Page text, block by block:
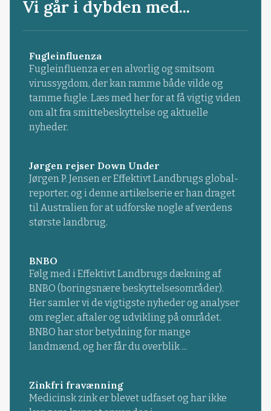
Vi går i dybden med...
Fugleinfluenza
Fugleinfluenza er en alvorlig og smitsom
virussygdom, der kan ramme både vilde og
tamme fugle. Læs med her for at få vigtig viden
om alt fra smittebeskyttelse og aktuelle
nyheder.
Jørgen rejser Down Under
Jørgen P. Jensen er Effektivt Landbrugs global-
reporter, og i denne artikelserie er han draget
til Australien for at udforske nogle af verdens
største landbrug.
BNBO
Følg med i Effektivt Landbrugs dækning af
BNBO (boringsnære beskyttelsesområder).
Her samler vi de vigtigste nyheder og analyser
om regler, aftaler og udvikling på området.
BNBO har stor betydning for mange
landmænd, og her får du overblik ...
Zinkfri fravænning
Medicinsk zink er blevet udfaset og har ikke